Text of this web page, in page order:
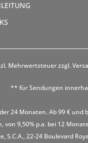
Mehrwertsteuer zzgl.
** für Sendungen
24 Monaten. Ab 99 € und
9,50% p.a. bei 12
S.C.A., 22-24 Boulevard